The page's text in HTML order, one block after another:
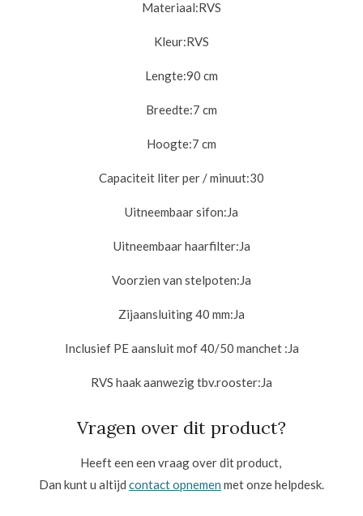
Materiaal:RVS
Kleur:RVS
Lengte:90 cm
Breedte:7 cm
Hoogte:7 cm
Capaciteit liter per / minuut:30
Uitneembaar sifon:Ja
Uitneembaar haarfilter:Ja
Voorzien van stelpoten:Ja
Zijaansluiting 40 mm:Ja
Inclusief PE aansluit mof 40/50 manchet :Ja
RVS haak aanwezig tbv.rooster:Ja
Vragen over dit product?
Heeft een een vraag over dit product,
Dan kunt u altijd contact opnemen met onze helpdesk.